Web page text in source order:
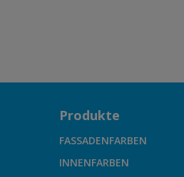
Produkte
FASSADENFARBEN
INNENFARBEN